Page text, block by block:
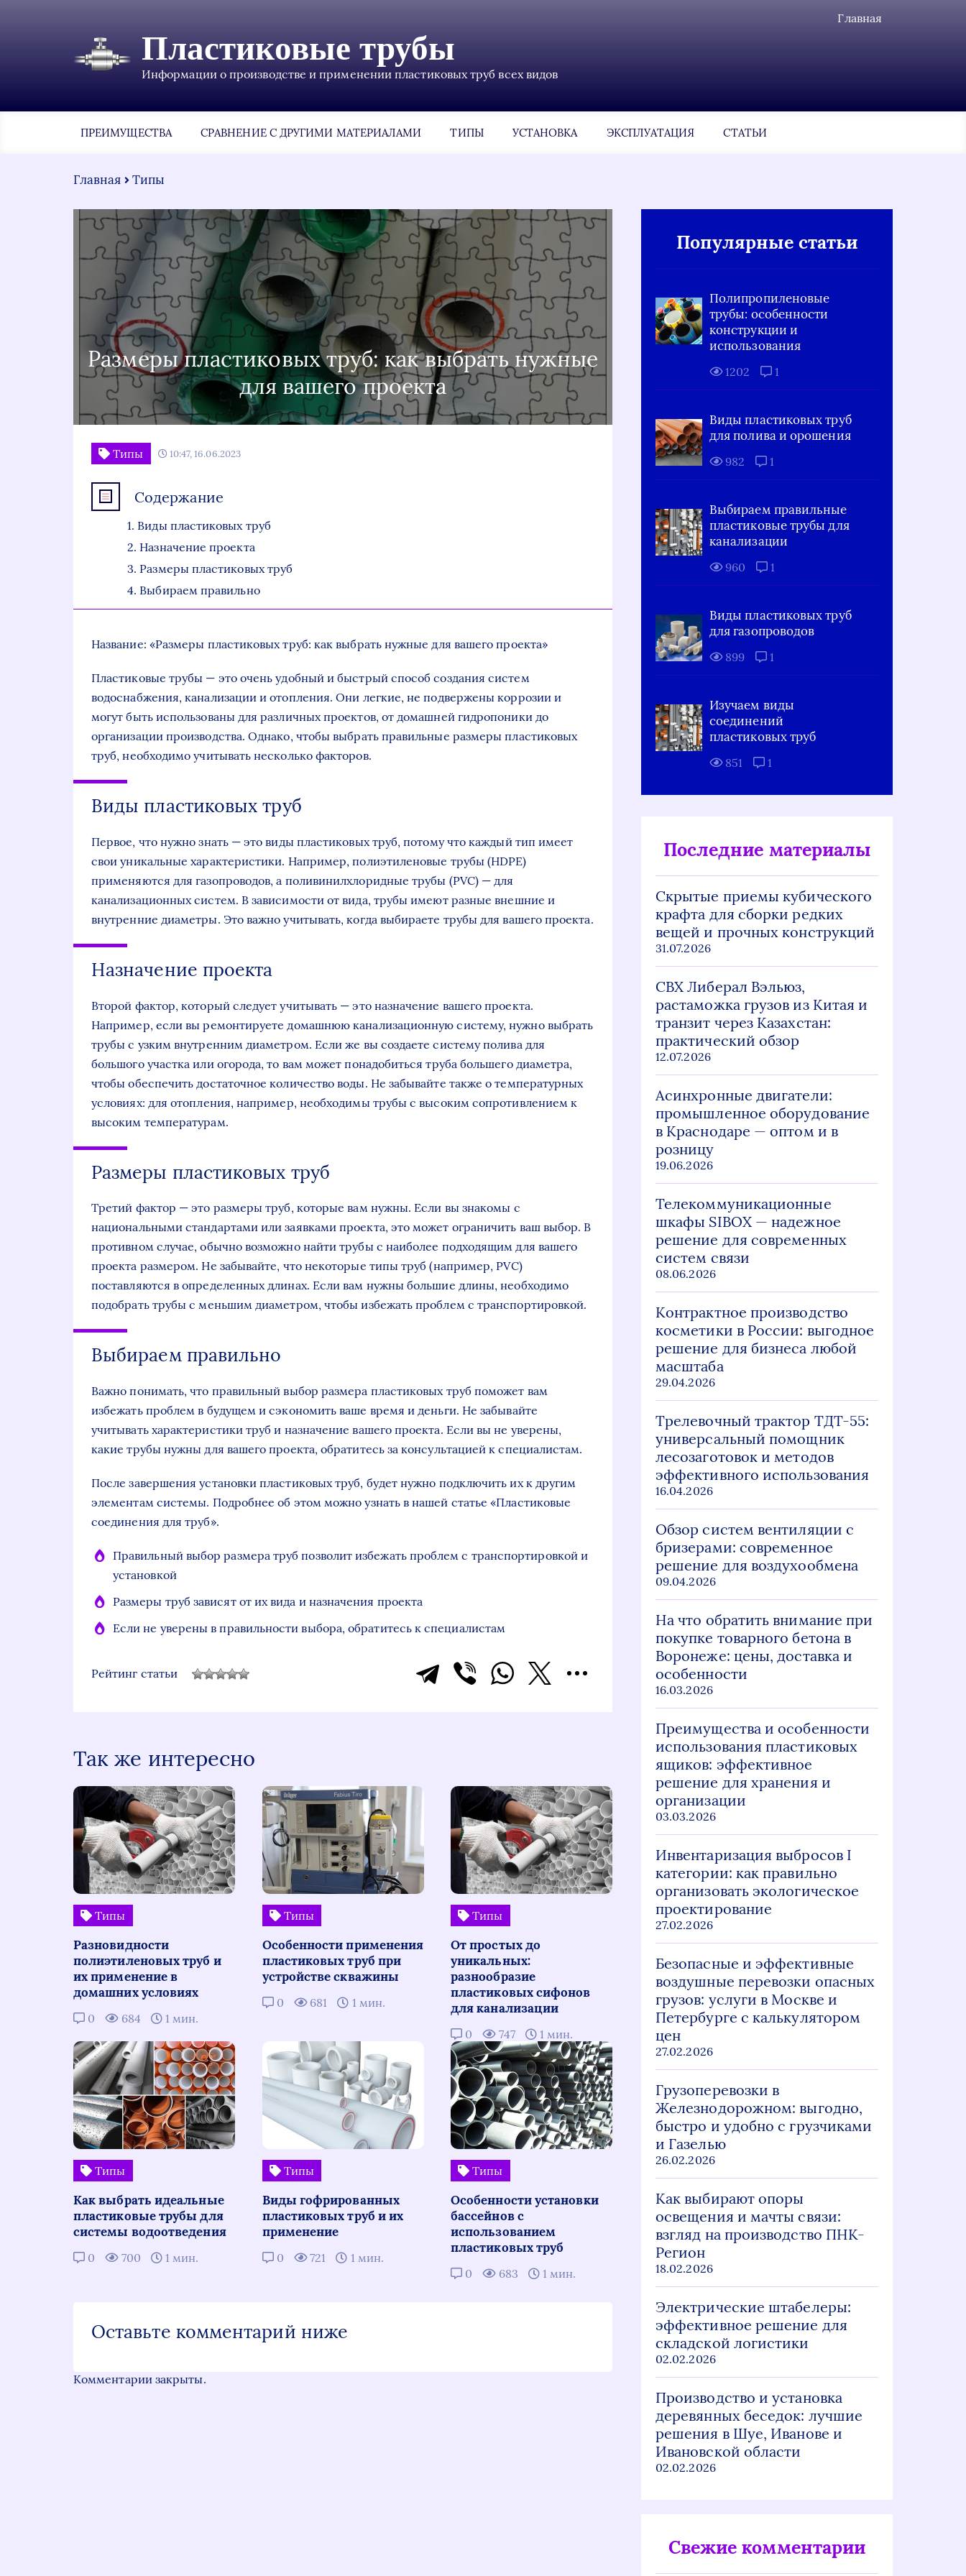
Главная
Пластиковые трубы
Информации о производстве и применении пластиковых труб всех видов
ПРЕИМУЩЕСТВА СРАВНЕНИЕ С ДРУГИМИ МАТЕРИАЛАМИ ТИПЫ УСТАНОВКА ЭКСПЛУАТАЦИЯ СТАТЬИ
Главная Типы
Размеры пластиковых труб: как выбрать нужные
для вашего проекта
Типы 10:47, 16.06.2023
Содержание
Виды пластиковых труб
Назначение проекта
Размеры пластиковых труб
Выбираем правильно
Название: «Размеры пластиковых труб: как выбрать нужные для вашего проекта»
Пластиковые трубы — это очень удобный и быстрый способ создания систем
водоснабжения, канализации и отопления. Они легкие, не подвержены коррозии и
могут быть использованы для различных проектов, от домашней гидропоники до
организации производства. Однако, чтобы выбрать правильные размеры пластиковых
труб, необходимо учитывать несколько факторов.
Виды пластиковых труб
Первое, что нужно знать — это виды пластиковых труб, потому что каждый тип имеет
свои уникальные характеристики. Например, полиэтиленовые трубы (HDPE)
применяются для газопроводов, а поливинилхлоридные трубы (PVC) — для
канализационных систем. В зависимости от вида, трубы имеют разные внешние и
внутренние диаметры. Это важно учитывать, когда выбираете трубы для вашего проекта.
Назначение проекта
Второй фактор, который следует учитывать — это назначение вашего проекта.
Например, если вы ремонтируете домашнюю канализационную систему, нужно выбрать
трубы с узким внутренним диаметром. Если же вы создаете систему полива для
большого участка или огорода, то вам может понадобиться труба большего диаметра,
чтобы обеспечить достаточное количество воды. Не забывайте также о температурных
условиях: для отопления, например, необходимы трубы с высоким сопротивлением к
высоким температурам.
Размеры пластиковых труб
Третий фактор — это размеры труб, которые вам нужны. Если вы знакомы с
национальными стандартами или заявками проекта, это может ограничить ваш выбор. В
противном случае, обычно возможно найти трубы с наиболее подходящим для вашего
проекта размером. Не забывайте, что некоторые типы труб (например, PVC)
поставляются в определенных длинах. Если вам нужны большие длины, необходимо
подобрать трубы с меньшим диаметром, чтобы избежать проблем с транспортировкой.
Выбираем правильно
Важно понимать, что правильный выбор размера пластиковых труб поможет вам
избежать проблем в будущем и сэкономить ваше время и деньги. Не забывайте
учитывать характеристики труб и назначение вашего проекта. Если вы не уверены,
какие трубы нужны для вашего проекта, обратитесь за консультацией к специалистам.
После завершения установки пластиковых труб, будет нужно подключить их к другим
элементам системы. Подробнее об этом можно узнать в нашей статье «Пластиковые
соединения для труб».
Правильный выбор размера труб позволит избежать проблем с транспортировкой и
установкой
Размеры труб зависят от их вида и назначения проекта
Если не уверены в правильности выбора, обратитесь к специалистам
Рейтинг статьи
Так же интересно
Типы
Разновидности
полиэтиленовых труб и
их применение в
домашних условиях
0 684 1 мин.
Типы
Особенности применения
пластиковых труб при
устройстве скважины
0 681 1 мин.
Типы
От простых до
уникальных:
разнообразие
пластиковых сифонов
для канализации
0 747 1 мин.
Типы
Как выбрать идеальные
пластиковые трубы для
системы водоотведения
0 700 1 мин.
Типы
Виды гофрированных
пластиковых труб и их
применение
0 721 1 мин.
Типы
Особенности установки
бассейнов с
использованием
пластиковых труб
0 683 1 мин.
Оставьте комментарий ниже
Комментарии закрыты.
Популярные статьи
Полипропиленовые
трубы: особенности
конструкции и
использования
1202 1
Виды пластиковых труб
для полива и орошения
982 1
Выбираем правильные
пластиковые трубы для
канализации
960 1
Виды пластиковых труб
для газопроводов
899 1
Изучаем виды
соединений
пластиковых труб
851 1
Последние материалы
Скрытые приемы кубического
крафта для сборки редких
вещей и прочных конструкций
31.07.2026
СВХ Либерал Вэльюз,
растаможка грузов из Китая и
транзит через Казахстан:
практический обзор
12.07.2026
Асинхронные двигатели:
промышленное оборудование
в Краснодаре — оптом и в
розницу
19.06.2026
Телекоммуникационные
шкафы SIBOX — надежное
решение для современных
систем связи
08.06.2026
Контрактное производство
косметики в России: выгодное
решение для бизнеса любой
масштаба
29.04.2026
Трелевочный трактор ТДТ-55:
универсальный помощник
лесозаготовок и методов
эффективного использования
16.04.2026
Обзор систем вентиляции с
бризерами: современное
решение для воздухообмена
09.04.2026
На что обратить внимание при
покупке товарного бетона в
Воронеже: цены, доставка и
особенности
16.03.2026
Преимущества и особенности
использования пластиковых
ящиков: эффективное
решение для хранения и
организации
03.03.2026
Инвентаризация выбросов I
категории: как правильно
организовать экологическое
проектирование
27.02.2026
Безопасные и эффективные
воздушные перевозки опасных
грузов: услуги в Москве и
Петербурге с калькулятором
цен
27.02.2026
Грузоперевозки в
Железнодорожном: выгодно,
быстро и удобно с грузчиками
и Газелью
26.02.2026
Как выбирают опоры
освещения и мачты связи:
взгляд на производство ПНК-
Регион
18.02.2026
Электрические штабелеры:
эффективное решение для
складской логистики
02.02.2026
Производство и установка
деревянных беседок: лучшие
решения в Шуе, Иванове и
Ивановской области
02.02.2026
Свежие комментарии